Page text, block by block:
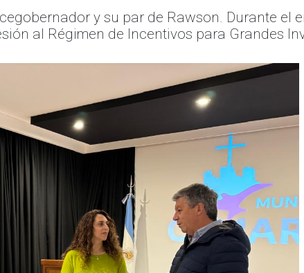
y su par de Rawson. Durante el
al Régimen de Incentivos para Grandes